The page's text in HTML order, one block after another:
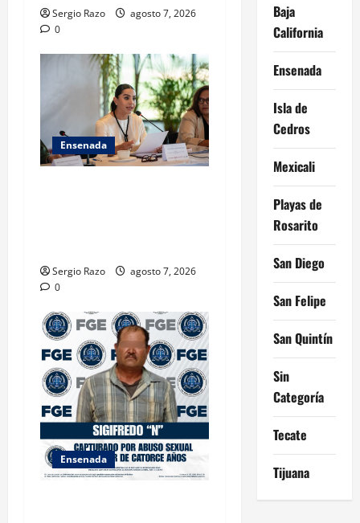
Sergio Razo
agosto 7, 2026
0
Ensenada
Sergio Razo
agosto 7, 2026
0
Ensenada
Baja
California
Ensenada
Isla de
Cedros
Mexicali
Playas de
Rosarito
San Diego
San Felipe
San Quintín
Sin
Categoría
Tecate
Tijuana